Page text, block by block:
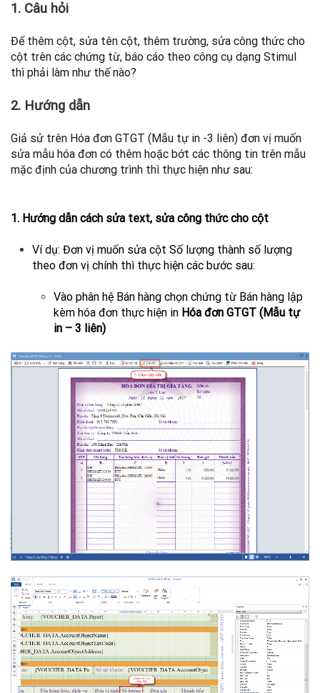
1. Câu hỏi
Để thêm cột, sửa tên cột, thêm trường, sửa công thức cho
cột trên các chứng từ, báo cáo theo công cụ dạng Stimul
thì phải làm như thế nào?
2. Hướng dẫn
Giả sử trên Hóa đơn GTGT (Mẫu tự in -3 liên) đơn vị muốn
sửa mẫu hóa đơn có thêm hoặc bớt các thông tin trên mẫu
mặc định của chương trình thì thực hiện như sau:
1. Hướng dẫn cách sửa text, sửa công thức cho cột
Ví dụ: Đơn vị muốn sửa cột Số lượng thành số lượng
theo đơn vị chính thì thực hiện các bước sau:
Vào phân hệ Bán hàng chọn chứng từ Bán hàng lập
kèm hóa đơn thực hiện in Hóa đơn GTGT (Mẫu tự
in – 3 liên)